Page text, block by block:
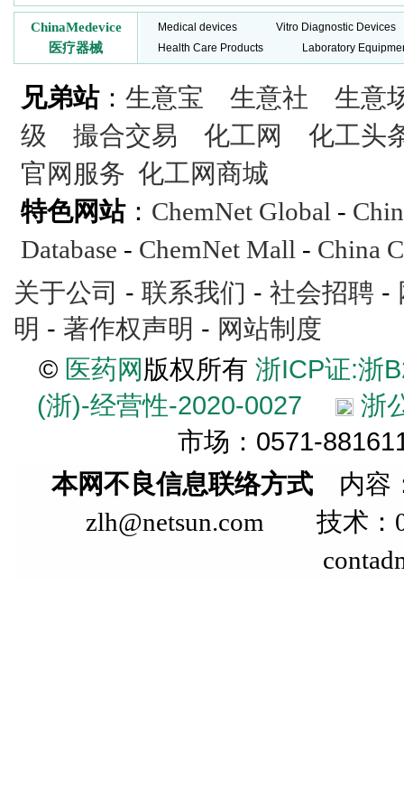
ChinaMedevice
医疗器械
Medical devices
Vitro Diagnostic Devices
Health Care Products
Laboratory
兄弟站： 生意宝 生意社
生意
级
撮合交易 化工网
化工头
官网服务 化工网商城
特色网站： ChemNet Global -
Database - ChemNet Mall - China
关于公司 - 联系我们 - 社会招聘 -
明 - 著作权声明 - 网站制度
© 医药网版权所有 浙ICP证:浙
(浙)-经营性-2020-0027
浙
市场：0571-
本网不良信息联络方式 内
zlh@netsun.com 技术：